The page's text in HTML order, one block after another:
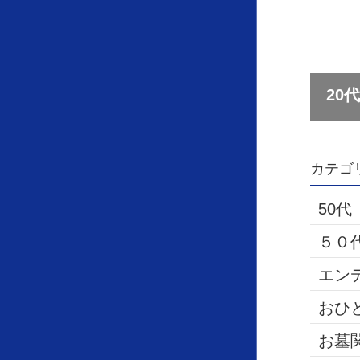
カテゴ
50代
５０
エン
おひ
お墓